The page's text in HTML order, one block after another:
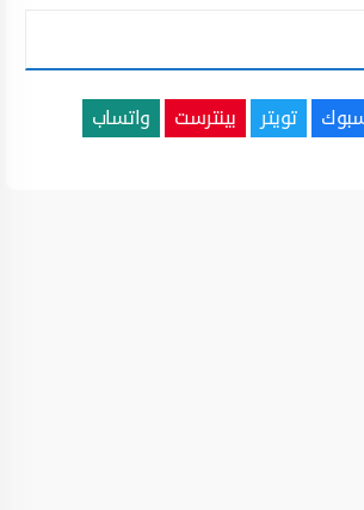
تويتر بينترست
واتساب